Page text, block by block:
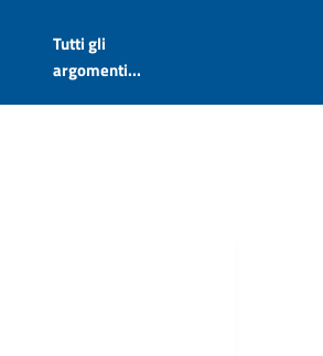
Tutti gli
argomenti...